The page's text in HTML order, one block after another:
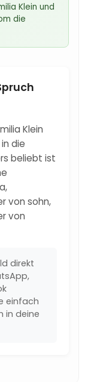
Klein und
die
Klein
die
beliebt ist
von sohn,
von
direkt
einfach
in deine